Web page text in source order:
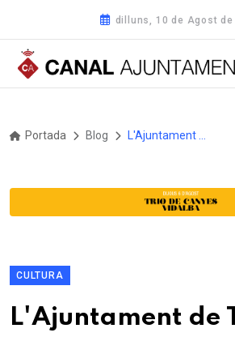
dilluns, 10 de Agost de
Portada Blog
CULTURA
L'Ajuntament de